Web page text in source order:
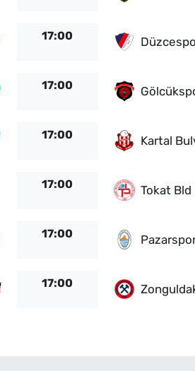
17:00
17:00
17:00 Kartal
17:00 Tokat
17:00
17:00